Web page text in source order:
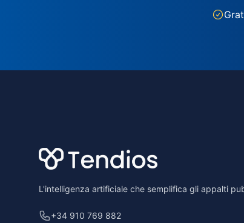
L'intelligenza artificiale che semplifica gli appalti
+34 910 769 882